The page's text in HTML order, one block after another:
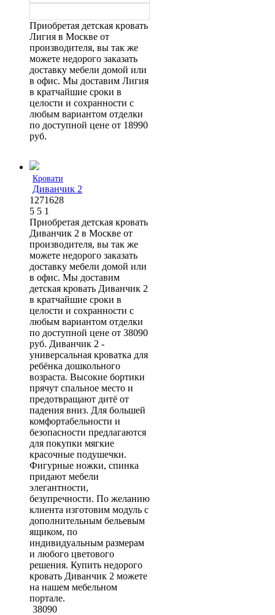
Приобретая детская кровать
Лигия в Москве от
производителя, вы так же
можете недорого заказать
доставку мебели домой или
в офис. Мы доставим Лигия
в кратчайшие сроки в
целости и сохранности с
любым вариантом отделки
по доступной цене от 18990
руб.
Кровати
Диванчик 2
1271628
5 5 1
Приобретая детская кровать
Диванчик 2 в Москве от
производителя, вы так же
можете недорого заказать
доставку мебели домой или
в офис. Мы доставим
детская кровать Диванчик 2
в кратчайшие сроки в
целости и сохранности с
любым вариантом отделки
по доступной цене от 38090
руб. Диванчик 2 -
универсальная кроватка для
ребёнка дошкольного
возраста. Высокие бортики
прячут спальное место и
предотвращают дитё от
падения вниз. Для большей
комфортабельности и
безопасности предлагаются
для покупки мягкие
красочные подушечки.
Фигурные ножки, спинка
придают мебели
элегантности,
безупречности. По желанию
клиента изготовим модуль с
дополнительным бельевым
ящиком, по
индивидуальным размерам
и любого цветового
решения. Купить недорого
кровать Диванчик 2 можете
на нашем мебельном
портале.
38090